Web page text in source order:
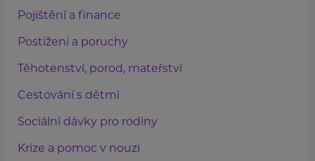
Pojištění a finance
Postižení a poruchy
Těhotenství, porod, mateřství
Cestování s dětmi
Sociální dávky pro rodiny
Krize a pomoc v nouzi